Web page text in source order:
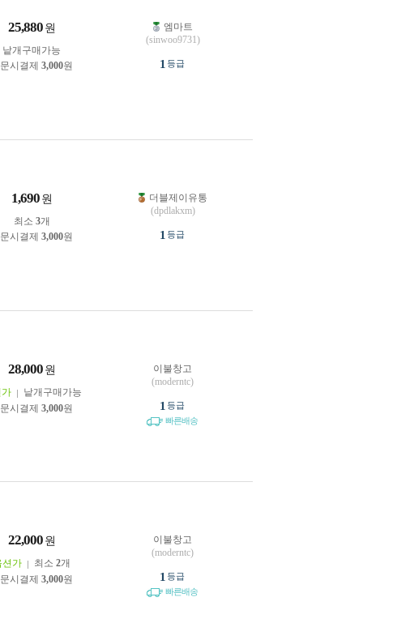
25,880 원
낱개구매가능
시결제 3,000원
엠마트
(sinwoo9731)
1 등급
1,690 원
최소 3개
시결제 3,000원
더블제이유통
(dpdlakxm)
1 등급
28,000 원
낱개구매가능
시결제 3,000원
이불창고
(moderntc)
1 등급
빠른배송
22,000 원
션가 최소 2개
시결제 3,000원
이불창고
(moderntc)
1 등급
빠른배송